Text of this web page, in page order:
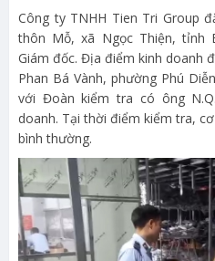
Công ty TNHH Tien Tri Group
thôn Mỗ, xã Ngọc Thiện, tỉnh
Giám đốc. Địa điểm kinh doanh
Phan Bá Vành, phường Phú
với Đoàn kiểm tra có ông
doanh. Tại thời điểm kiểm tra,
bình thường.